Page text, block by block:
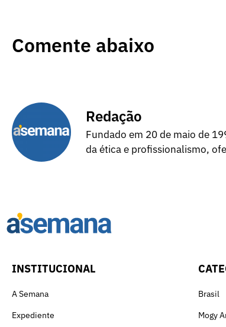
Comente abaixo
Redação
Fundado em 20 de maio de
da ética e profissionalismo,
INSTITUCIONAL
A Semana
Expediente
Brasil
Mogy